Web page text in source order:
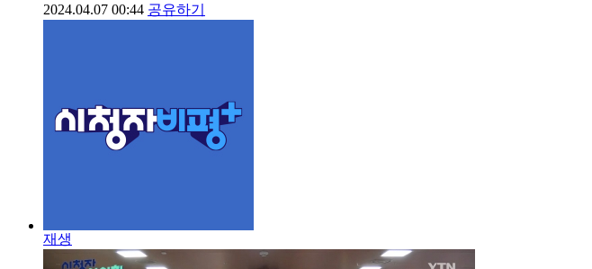
2024.04.07 00:44 공유하기
재생